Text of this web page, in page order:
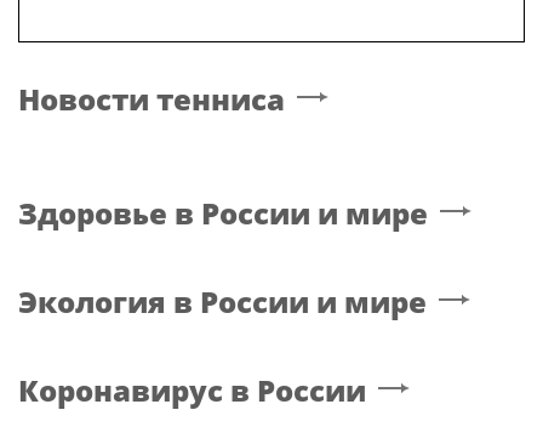
Новости тенниса
Здоровье в России и мире
Экология в России и мире
Коронавирус в России